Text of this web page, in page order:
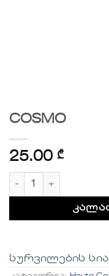
COSMO
25.00 ₾
რაოდენობა: COSMO
სურვილების